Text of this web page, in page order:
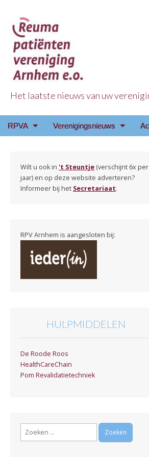
Reuma
Het laatste nieuws van uw
Main
Skip
RPVA Verenigingsnieuws
Wilt u ook in 't Steuntje (verschijnt 6x per
jaar) en op deze website adverteren?
Informeer bij het Secretariaat.
RPV Arnhem is aangesloten bij:
HULPMIDDELEN
De Roode Roos
HealthCareChain
Pom Revalidatietechniek
Zoeken